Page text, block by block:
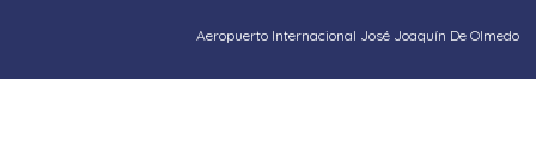
Aeropuerto Internacional José Joaquín De Olmedo